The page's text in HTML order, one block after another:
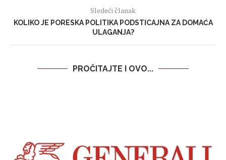
Sledeći članak
KOLIKO JE PORESKA POLITIKA PODSTICAJNA ZA DOMAĆA
ULAGANJA?
PROČITAJTE I OVO...